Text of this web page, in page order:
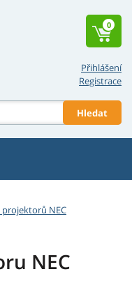
Přihlášení
Registrace
Hledat
0
NEC
NEC